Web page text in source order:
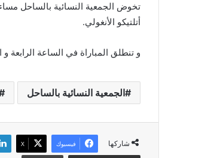
تخوض الجمعية النسائية بالساحل مساء
أتلتيكو الأنغولي.
و تنطلق المباراة في الساعة الرابعة
الجمعية النسائية بالساحل
شاركها فيسبوك ‫X